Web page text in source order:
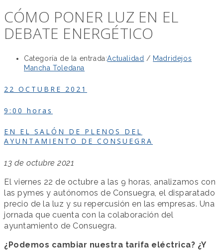
CÓMO PONER LUZ EN EL
DEBATE ENERGÉTICO
Categoría de la entrada:Actualidad / Madridejos
Mancha Toledana
22 OCTUBRE 2021
9:00 horas
EN EL SALÓN DE PLENOS DEL
AYUNTAMIENTO DE CONSUEGRA
13 de octubre 2021
El viernes 22 de octubre a las 9 horas, analizamos con
las pymes y autónomos de Consuegra, el disparatado
precio de la luz y su repercusión en las empresas. Una
jornada que cuenta con la colaboración del
ayuntamiento de Consuegra.
¿Podemos cambiar nuestra tarifa eléctrica? ¿Y